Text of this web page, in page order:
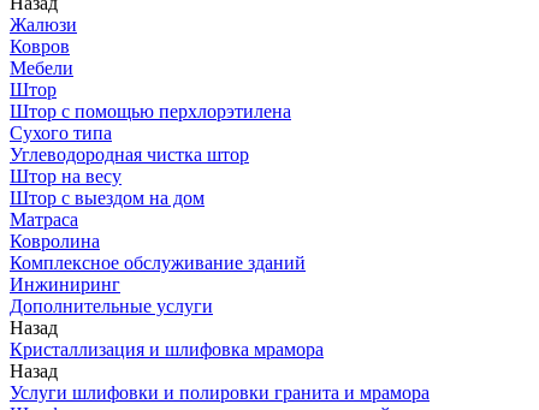
Жалюзи
Ковров
Мебели
Штор
Штор с помощью перхлорэтилена
Сухого типа
Углеводородная чистка штор
Штор на весу
Штор с выездом на дом
Матраса
Ковролина
Комплексное обслуживание зданий
Инжиниринг
Дополнительные услуги
Назад
Кристаллизация и шлифовка мрамора
Назад
Услуги шлифовки и полировки гранита и мрамора